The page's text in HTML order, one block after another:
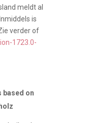
meldt al
is
verder of
1723.0-
based on